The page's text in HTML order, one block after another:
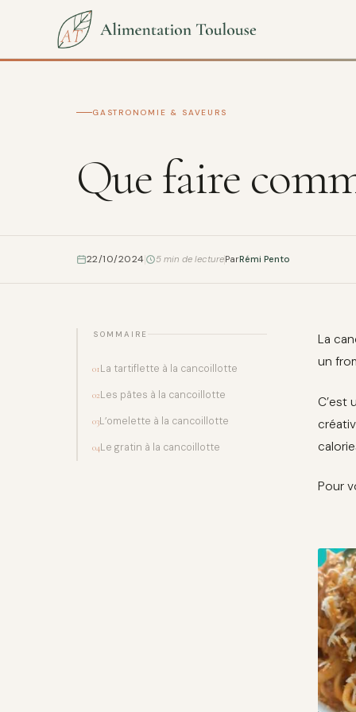
GASTRONOMIE & SAVEURS
Que faire
22/10/2024 5 min de lectureParRémi Pento
SOMMAIRE
01 La tartiflette à la cancoillotte
02Les pâtes à la cancoillotte
03L’omelette à la cancoillotte
04Le gratin à la cancoillotte
La
un
C’est
Pour